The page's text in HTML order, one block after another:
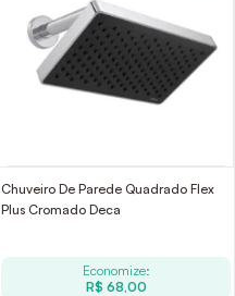
Chuveiro De Parede Quadrado Flex
Plus Cromado Deca
Economize:
R$ 68,00